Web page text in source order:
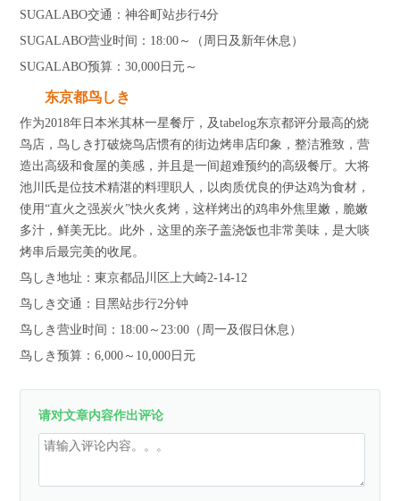
SUGALABO交通：神谷町站步行4分
SUGALABO营业时间：18:00～（周日及新年休息）
SUGALABO预算：30,000日元～
东京都鸟しき
作为2018年日本米其林一星餐厅，及tabelog东京都评分最高的烧
鸟店，鸟しき打破烧鸟店惯有的街边烤串店印象，整洁雅致，营
造出高级和食屋的美感，并且是一间超难预约的高级餐厅。大将
池川氏是位技术精湛的料理职人，以肉质优良的伊达鸡为食材，
使用“直火之强炭火”快火炙烤，这样烤出的鸡串外焦里嫩，脆嫩
多汁，鲜美无比。此外，这里的亲子盖浇饭也非常美味，是大啖
烤串后最完美的收尾。
鸟しき地址：東京都品川区上大崎2-14-12
鸟しき交通：目黑站步行2分钟
鸟しき营业时间：18:00～23:00（周一及假日休息）
鸟しき预算：6,000～10,000日元
请对文章内容作出评论